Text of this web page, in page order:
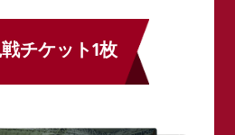
チケット1枚